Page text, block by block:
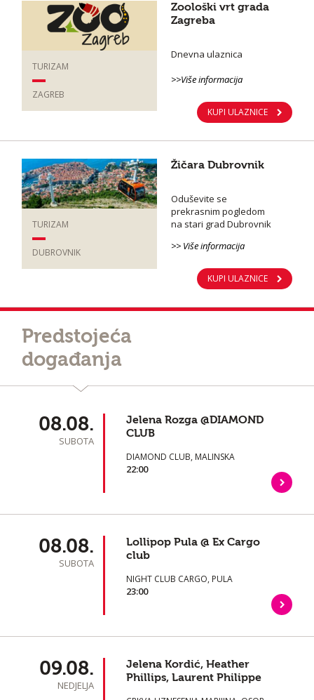
TURIZAM
ZAGREB
Zoološki vrt grada
Zagreba
Dnevna ulaznica
>>Više informacija
KUPI ULAZNICE
TURIZAM
DUBROVNIK
Žičara Dubrovnik
Oduševite se
prekrasnim pogledom
na stari grad Dubrovnik
>> Više informacija
KUPI ULAZNICE
Predstojeća
događanja
08.08.
SUBOTA
Jelena Rozga @DIAMOND
CLUB
DIAMOND CLUB, MALINSKA
22:00
08.08.
SUBOTA
Lollipop Pula @ Ex Cargo
club
NIGHT CLUB CARGO, PULA
23:00
09.08.
NEDJELJA
Jelena Kordić, Heather
Phillips, Laurent Philippe